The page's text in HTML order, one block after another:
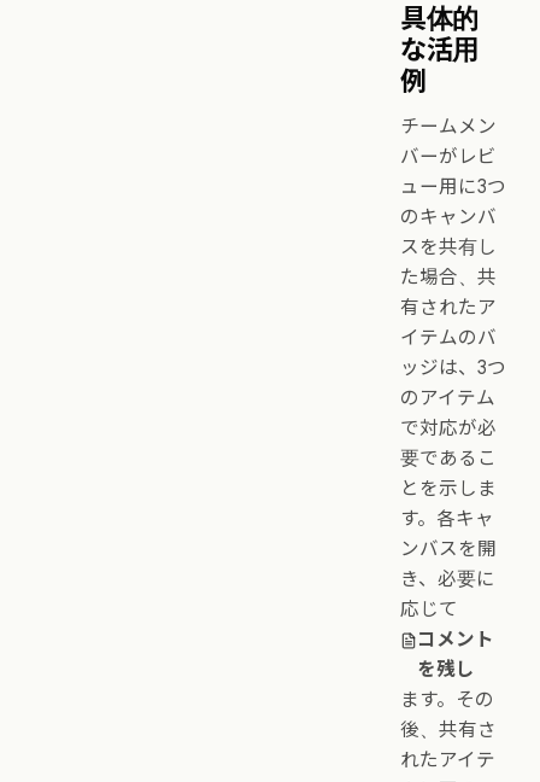
具体的
な活用
例
チームメン
バーがレビ
ュー用に3つ
のキャンバ
スを共有し
た場合、共
有されたア
イテムのバ
ッジは、3つ
のアイテム
で対応が必
要であるこ
とを示しま
す。各キャ
ンバスを開
き、必要に
応じて
コメント
を残し
ます。その
後、共有さ
れたアイテ